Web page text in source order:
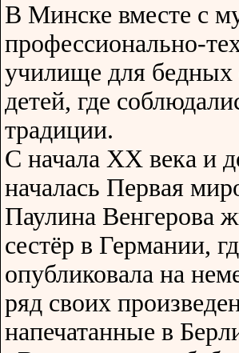
В Минске вместе с
профессионально-
училище для бедных
детей, где
традиции.
С начала XX века и
началась Первая
Паулина Венгерова
сестёр в Германии,
опубликовала на
ряд своих
напечатанные в